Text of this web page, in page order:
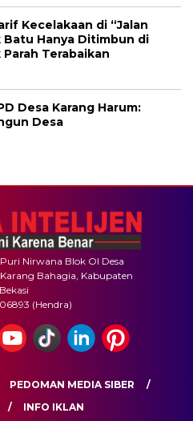
Kecelakaan di “Jalan
Batu Hanya Ditimbun di
Terabaikan
Desa Karang Harum:
Desa
Nirwana Blok OI Desa
Bahagia, Kabupaten
Bekasi
(Hendra)
PEDOMAN MEDIA SIBER
INFO IKLAN